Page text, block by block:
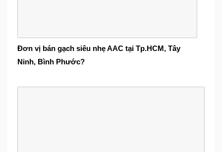
Đơn vị bán gạch siêu nhẹ AAC tại Tp.HCM, Tây
Ninh, Bình Phước?